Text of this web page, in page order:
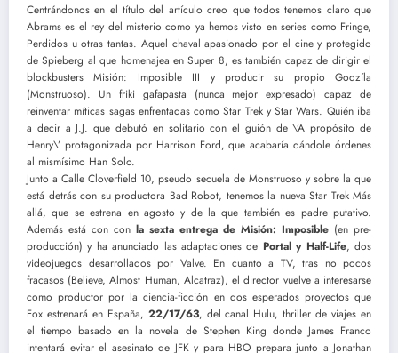
Centrándonos en el título del artículo creo que todos tenemos claro que
Abrams es el rey del misterio como ya hemos visto en series como Fringe,
Perdidos u otras tantas. Aquel chaval apasionado por el cine y protegido
de Spieberg al que homenajea en Super 8, es también capaz de dirigir el
blockbusters Misión: Imposible III y producir su propio Godzíla
(Monstruoso). Un friki gafapasta (nunca mejor expresado) capaz de
reinventar míticas sagas enfrentadas como Star Trek y Star Wars. Quién iba
a decir a J.J. que debutó en solitario con el guión de \’A propósito de
Henry\’ protagonizada por Harrison Ford, que acabaría dándole órdenes
al mismísimo Han Solo.
Junto a Calle Cloverfield 10, pseudo secuela de Monstruoso y sobre la que
está detrás con su productora Bad Robot, tenemos la nueva Star Trek Más
allá, que se estrena en agosto y de la que también es padre putativo.
Además está con con la sexta entrega de Misión: Imposible (en pre-
producción) y ha anunciado las adaptaciones de Portal y Half-Life, dos
videojuegos desarrollados por Valve. En cuanto a TV, tras no pocos
fracasos (Believe, Almost Human, Alcatraz), el director vuelve a interesarse
como productor por la ciencia-ficción en dos esperados proyectos que
Fox estrenará en España, 22/17/63, del canal Hulu, thriller de viajes en
el tiempo basado en la novela de Stephen King donde James Franco
intentará evitar el asesinato de JFK y para HBO prepara junto a Jonathan